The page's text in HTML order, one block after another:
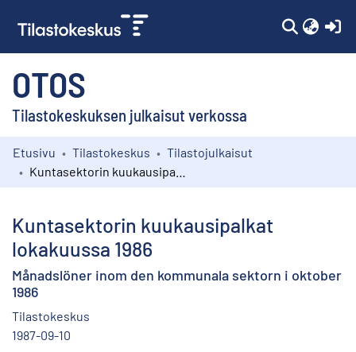
OTOS
Tilastokeskuksen julkaisut verkossa
Kokoelmat
Etusivu Tilastokeskus
Tilastojulkaisut
Kuntasektorin kuukausipalkat
lokakuussa 1986
Månadslöner inom den kommunala sektorn i oktober
1986
Tilastokeskus
1987-09-10